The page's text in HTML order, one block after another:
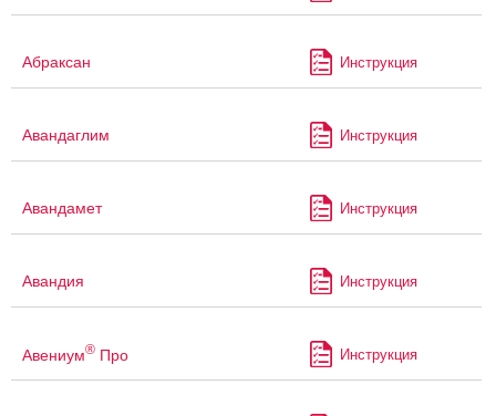
Абраксан Инструкция
Авандаглим Инструкция
Авандамет Инструкция
Авандия Инструкция
Авениум® Про Инструкция